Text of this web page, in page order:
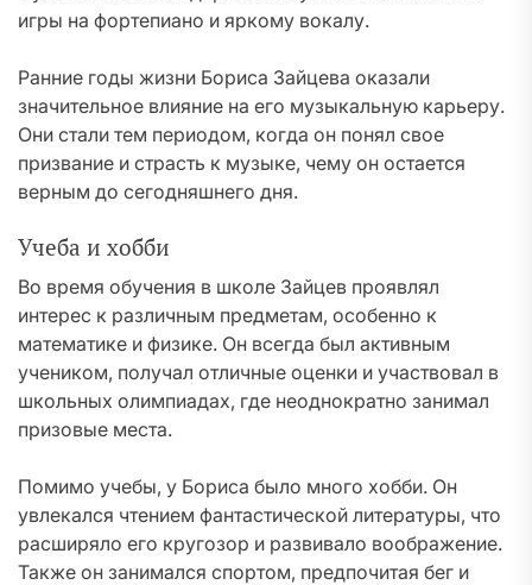
игры на фортепиано и яркому вокалу.
Ранние годы жизни Бориса Зайцева оказали
значительное влияние на его музыкальную карьеру.
Они стали тем периодом, когда он понял свое
призвание и страсть к музыке, чему он остается
верным до сегодняшнего дня.
Учеба и хобби
Во время обучения в школе Зайцев проявлял
интерес к различным предметам, особенно к
математике и физике. Он всегда был активным
учеником, получал отличные оценки и участвовал в
школьных олимпиадах, где неоднократно занимал
призовые места.
Помимо учебы, у Бориса было много хобби. Он
увлекался чтением фантастической литературы, что
расширяло его кругозор и развивало воображение.
Также он занимался спортом, предпочитая бег и